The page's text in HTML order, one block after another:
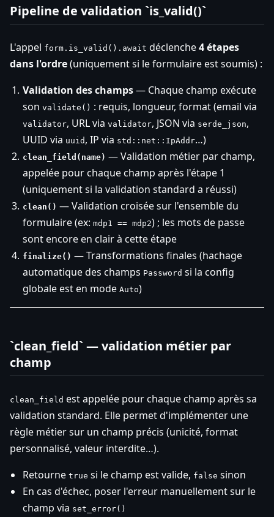
Pipeline de validation `is_valid()`
L'appel form.is_valid().await déclenche4 étapes
dans l'ordre(uniquement si le formulaire est soumis) :
Validation des champs— Chaque champ exécute
son validate() : requis, longueur, format (email via
validator, URL via validator, JSON via serde_json,
UUID via uuid , IP via std::net::IpAddr…)
clean_field(name) — Validation métier par champ,
appelée pour chaque champ après l'étape 1
(uniquement si la validation standard a réussi)
clean() — Validation croisée sur l'ensemble du
formulaire (ex: mdp1 == mdp2) ; les mots de passe
sont encore en clair à cette étape
finalize() — Transformations finales (hachage
automatique des champs Password si la config
globale est en mode Auto)
`clean_field` — validation métier par
champ
clean_field est appelée pour chaque champ après sa
validation standard. Elle permet d'implémenter une
règle métier sur un champ précis (unicité, format
personnalisé, valeur interdite…).
Retourne true si le champ est valide, false sinon
En cas d'échec, poser l'erreur manuellement sur le
champ via set_error()